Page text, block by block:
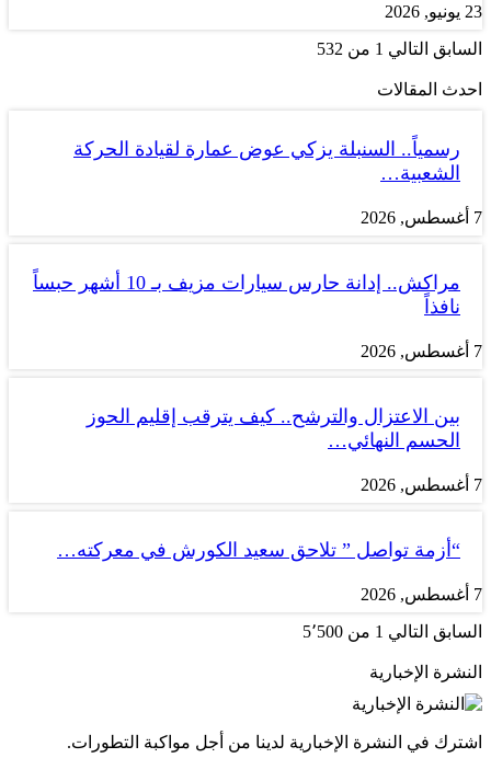
23 يونيو, 2026
السابق التالي 1 من 532
احدث المقالات
رسمياً.. السنبلة يزكي عوض عمارة لقيادة الحركة
الشعبية…
7 أغسطس, 2026
مراكش.. إدانة حارس سيارات مزيف بـ 10 أشهر حبساً
نافذاً
7 أغسطس, 2026
بين الاعتزال والترشح.. كيف يترقب إقليم الحوز
الحسم النهائي…
7 أغسطس, 2026
“أزمة تواصل ” تلاحق سعيد الكورش في معركته…
7 أغسطس, 2026
السابق التالي 1 من 5٬500
النشرة الإخبارية
اشترك في النشرة الإخبارية لدينا من أجل مواكبة التطورات.